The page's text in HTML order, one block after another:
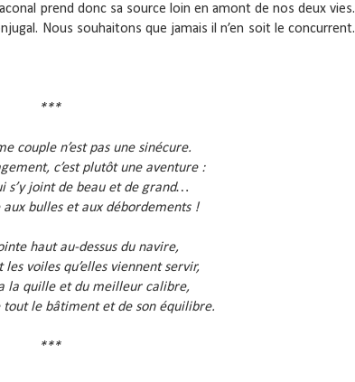
prend donc sa source loin en amont de nos deux vies.
Nous souhaitons que jamais il n’en soit le concurrent.
***
couple n’est pas une sinécure.
c’est plutôt une aventure :
s’y joint de beau et de grand…
bulles et aux débordements !
haut au-dessus du navire,
les voiles qu’elles viennent servir,
la quille et du meilleur calibre,
tout le bâtiment et de son équilibre.
***